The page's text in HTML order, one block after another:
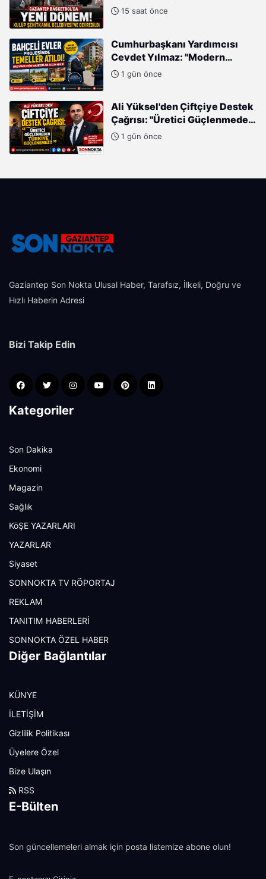
Belediyesi’ne Devredildi
15 saat önce
Cumhurbaşkanı Yardımcısı
Cevdet Yılmaz: "Modern
Türkiye'nin İmarında
1 gün önce
Ali Yüksel'den Çiftçiye Destek
Çağrısı: "Üretici Güçlenmeden
Türkiye Güçlenemez!"
1 gün önce
Gaziantep Son Nokta Ulusal Haber, Tarafsız, İlkeli, Doğru ve
Hızlı Haberin Adresi
Bizi Takip Edin
Kategoriler
Son Dakika
Ekonomi
Magazin
Sağlık
KöŞE YAZARLARI
YAZARLAR
Siyaset
SONNOKTA TV RÖPORTAJ
REKLAM
TANITIM HABERLERİ
SONNOKTA ÖZEL HABER
Diğer Bağlantılar
KÜNYE
İLETİŞİM
Gizlilik Politikası
Üyelere Özel
Bize Ulaşın
RSS
E-Bülten
Son güncellemeleri almak için posta listemize abone olun!